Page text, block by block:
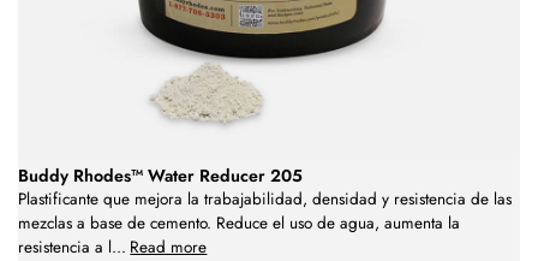
Buddy Rhodes™ Water Reducer 205
Plastificante que mejora la trabajabilidad, densidad y resistencia de las
mezclas a base de cemento. Reduce el uso de agua, aumenta la
resistencia a l... Read more